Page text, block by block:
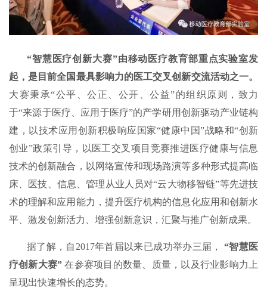
“智慧医疗创新大赛”由移动医疗教育部重点实验室发
起，是目前全国最具影响力的医工交叉创新交流活动之一。
大赛秉承“公平、公正、公开、公益”的组织原则，致力
于“来源于医疗、应用于医疗”的产学研用创新驱动产业链构
建，以技术应用创新积极响应国家“健康中国”战略和“创新
创业”政策引导，以医工交叉项目竞赛推进医疗健康与信息
技术的创新融合，以网络宣传和现场路演等多种形式提高临
床、医技、信息、管理从业人员对“云大物移智链”等先进技
术的理解和应用能力，提升医疗机构的信息化应用和创新水
平、激发创新活力、增强创新意识，汇聚与推广创新成果。
据了解，自2017年首届以来已成功举办三届， “智慧医
疗创新大赛” 在参赛项目的数量、质量，以及行业影响力上
呈现出快速增长的态势。